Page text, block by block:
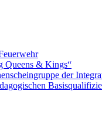
Queens & Kings“
der